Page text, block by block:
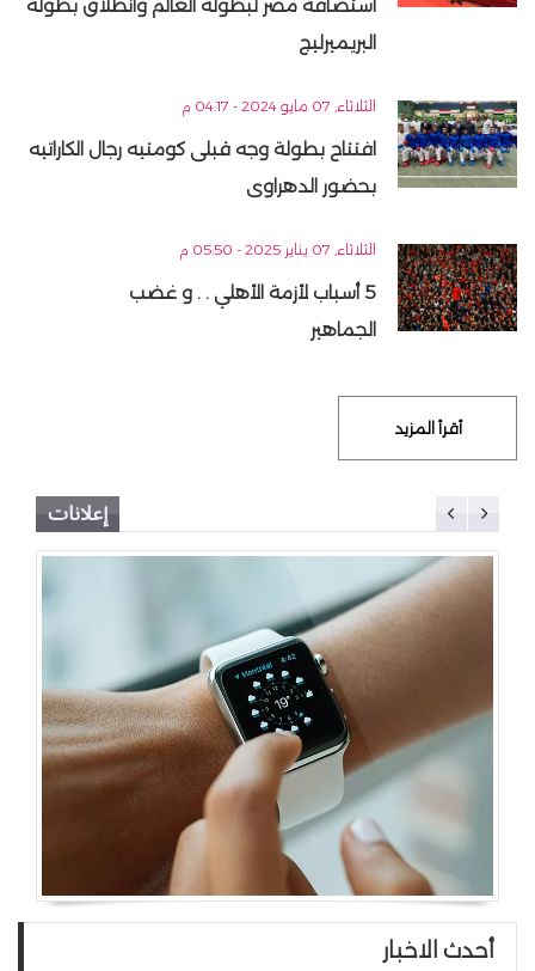
استضافة مصر لبطولة العالم وانطلاق بطولة
البريميرليج
الثلاثاء, 07 مايو 2024 - 04:17 م
افتتاح بطولة وجه قبلى كومتيه رجال الكاراتيه
بحضور الدهراوى
الثلاثاء, 07 يناير 2025 - 05:50 م
5 أسباب لأزمة الأهلي . . و غضب
الجماهير
أقرأ المزيد
إعلانات
أحدث الاخبار